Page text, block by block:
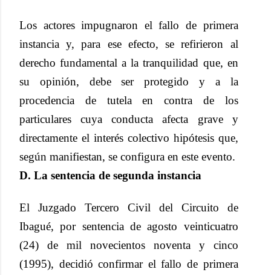
Los actores impugnaron el fallo de primera
instancia y, para ese efecto, se refirieron al
derecho fundamental a la tranquilidad que, en
su opinión, debe ser protegido y a la
procedencia de tutela en contra de los
particulares cuya conducta afecta grave y
directamente el interés colectivo hipótesis que,
según manifiestan, se configura en este evento.
D. La sentencia de segunda instancia
El Juzgado Tercero Civil del Circuito de
Ibagué, por sentencia de agosto veinticuatro
(24) de mil novecientos noventa y cinco
(1995), decidió confirmar el fallo de primera